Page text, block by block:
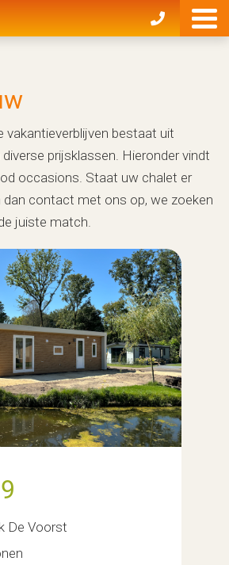
vakantieverblijven bestaat uit
prijsklassen. Hieronder vindt
occasions. Staat uw chalet er
contact met ons op, we zoeken
juiste match.
De Voorst